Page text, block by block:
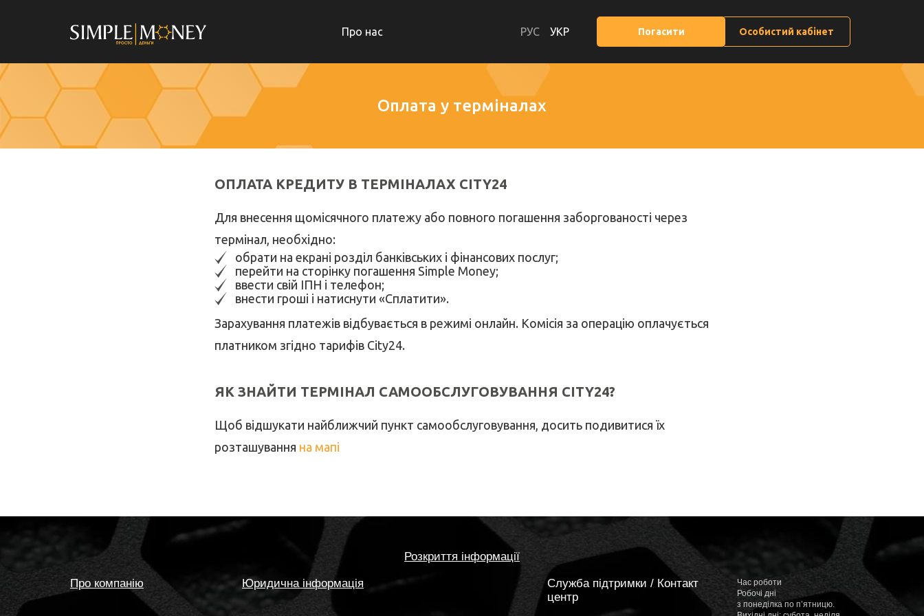
Про нас РУС УКР Погасити Особистий кабінет
Оплата у терміналах
ОПЛАТА КРЕДИТУ В ТЕРМІНАЛАХ CITY24
Для внесення щомісячного платежу або повного погашення заборгованості через
термінал, необхідно:
обрати на екрані розділ банківських і фінансових послуг;
перейти на сторінку погашення Simple Money;
ввести свій ІПН і телефон;
внести гроші і натиснути «Сплатити».
Зарахування платежів відбувається в режимі онлайн. Комісія за операцію оплачується
платником згідно тарифів City24.
ЯК ЗНАЙТИ ТЕРМІНАЛ САМООБСЛУГОВУВАННЯ CITY24?
Щоб відшукати найближчий пункт самообслуговування, досить подивитися їх
розташування на мапі
Розкриття інформації
Про компанію Юридична інформація
Служба підтримки / Контакт
центр
Час роботи
Робочі дні
з понеділка по п’ятницю.